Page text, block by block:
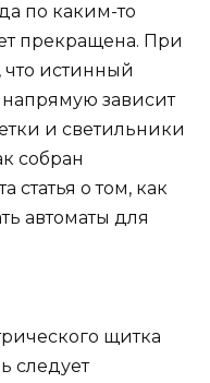
по каким-то
прекращена. При
что истинный
зависит
и светильники
собран
статья о том, как
автоматы для
щитка
следует